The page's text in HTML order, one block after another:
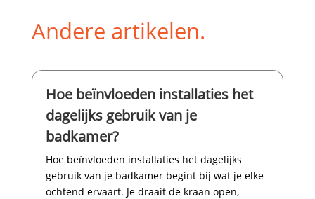
Andere artikelen.
Hoe beïnvloeden installaties het
dagelijks gebruik van je
badkamer?
Hoe beïnvloeden installaties het dagelijks
gebruik van je badkamer begint bij wat je elke
ochtend ervaart.​ Je draait de kraan open,